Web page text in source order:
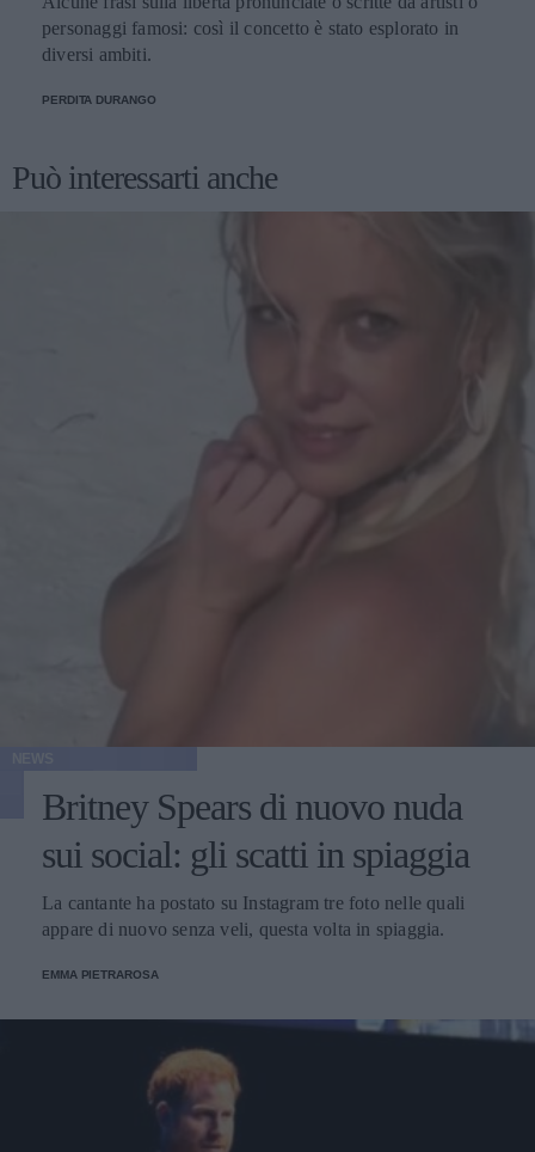
personaggi famosi: così il concetto è stato esplorato in
diversi ambiti.
PERDITA DURANGO
Può interessarti anche
Britney Spears di nuovo nuda
sui social: gli scatti in spiaggia
La cantante ha postato su Instagram tre foto nelle quali
appare di nuovo senza veli, questa volta in spiaggia.
EMMA PIETRAROSA